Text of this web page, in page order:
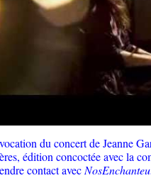
du concert de Jeanne
édition concoctée avec la
contact avec